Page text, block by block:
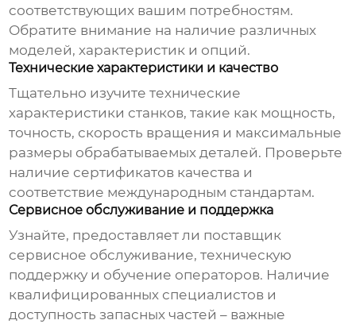
соответствующих вашим потребностям.
Обратите внимание на наличие различных
моделей, характеристик и опций.
Технические характеристики и качество
Тщательно изучите технические
характеристики станков, такие как мощность,
точность, скорость вращения и максимальные
размеры обрабатываемых деталей. Проверьте
наличие сертификатов качества и
соответствие международным стандартам.
Сервисное обслуживание и поддержка
Узнайте, предоставляет ли поставщик
сервисное обслуживание, техническую
поддержку и обучение операторов. Наличие
квалифицированных специалистов и
доступность запасных частей – важные